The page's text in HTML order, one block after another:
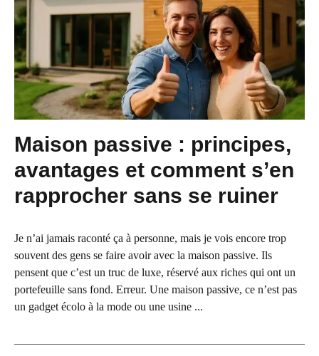
Maison passive : principes,
avantages et comment s’en
rapprocher sans se ruiner
Je n’ai jamais raconté ça à personne, mais je vois encore trop
souvent des gens se faire avoir avec la maison passive. Ils
pensent que c’est un truc de luxe, réservé aux riches qui ont un
portefeuille sans fond. Erreur. Une maison passive, ce n’est pas
un gadget écolo à la mode ou une usine ...